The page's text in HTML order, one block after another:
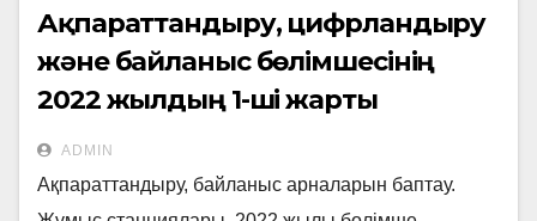
Ақпараттандыру, цифрландыру
және байланыс бөлімшесінің
2022 жылдың 1-ші жарты
жылдықта атқарған жұмыстары
ADMIN
Ақпараттандыру, байланыс арналарын баптау.